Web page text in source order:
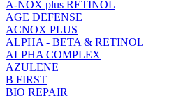
A-NOX plus RETINOL
AGE DEFENSE
ACNOX PLUS
ALPHA - BETA & RETINOL
ALPHA COMPLEX
AZULENE
B FIRST
BIO REPAIR